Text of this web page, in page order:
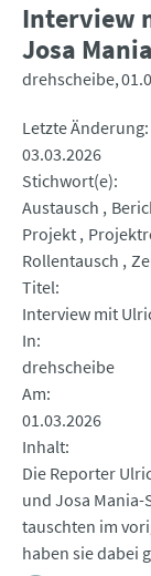
Interview
Josa
drehscheibe
Letzte Änderung
03.03.2026
Stichwort(e)
Austausch
Projekt
Rollentausch
Titel
Interview mit
In
drehscheibe
Am
01.03.2026
Inhalt
Die Reporter
und Josa
tauschten im
haben sie dabei